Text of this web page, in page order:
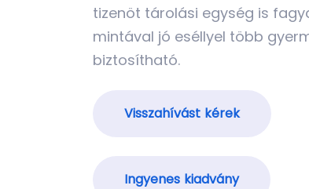
tizenöt tárolási egység is
mintával jó eséllyel több
biztosítható.
Visszahívást kérek
Ingyenes kiadvány